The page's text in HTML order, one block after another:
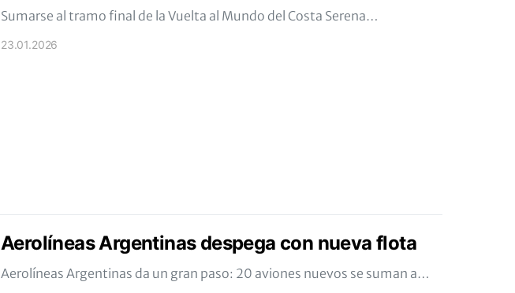
Sumarse al tramo final de la Vuelta al Mundo del Costa Serena…
23.01.2026
Aerolíneas Argentinas despega con nueva flota
Aerolíneas Argentinas da un gran paso: 20 aviones nuevos se suman a…